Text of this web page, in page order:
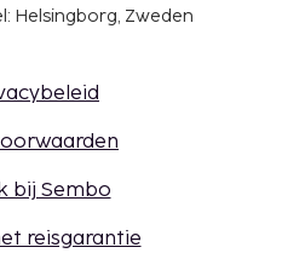
Helsingborg, Zweden
bij Sembo
reisgarantie